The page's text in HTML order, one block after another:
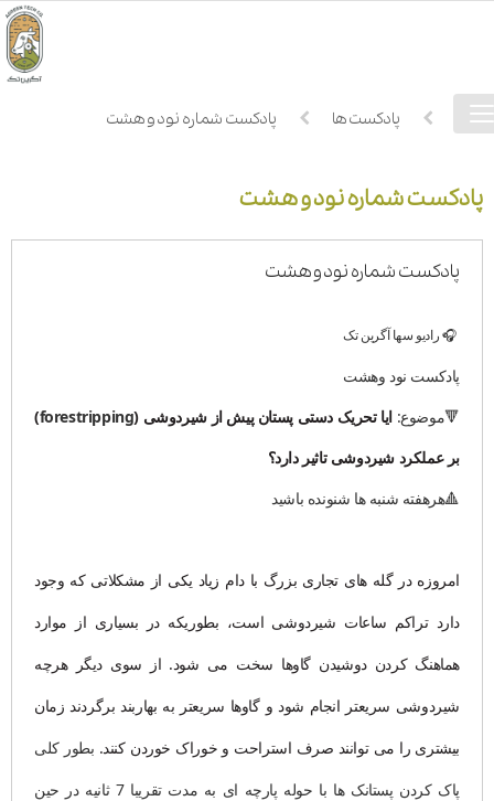
فهرست
دسترسیخانه پادکست ها پادکست شماره نود و هشت
پادکست شماره نود و هشت
پادکست شماره نود و هشت
🎧 رادیو سها آگرین تک
پادکست نود وهشت
🔻موضوع: ایا تحریک دستی پستان پیش از شیردوشی (forestripping
)
بر عملکرد شیردوشی تاثیر دارد؟
🔺هرهفته شنبه ها شنونده باشید
امروزه در گله های تجاری بزرگ با دام زیاد یکی از مشکلاتی که وجود
دارد تراکم ساعات شیردوشی است، بطوریکه در بسیاری از موارد
هماهنگ کردن دوشیدن گاوها سخت می شود. از سوی دیگر هرچه
شیردوشی سریعتر انجام شود و گاوها سریعتر به بهاربند برگردند زمان
بیشتری را می توانند صرف استراحت و خوراک خوردن کنند. بطور کلی
پاک کردن پستانک ها با حوله پارچه ای به مدت تقریبا 7 ثانیه در حین